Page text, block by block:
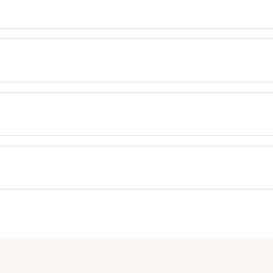
składająca się z 12 neonowych kolorów o kremowym,
Cienie doskonale się ze sobą łączą, tworząc perfekcyjny
DIMETHICONE, HYDROGENATED POLYISOBUTENE,
CAPRYLYL GLYCOL, TIN OXIDE, DIETHYLHEXYL
POLYISOBUTENE, POLYETHYLENE,
SEED OIL, CARTHAMUS TINCTORIUS SEED OIL,
TIN OXIDE, DIETHYLHEXYL SYRINGYLIDENEMALONATE,